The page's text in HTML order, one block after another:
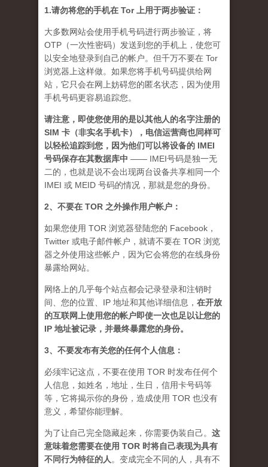
1.请勿将您的手机在 Tor 上用于两步验证：
大多数网站会使用手机号码进行两步验证，将
OTP（一次性密码）发送到您的手机上，使您可
以安全地登录到自己的帐户。但千万不要在 Tor
浏览器上这样做。如果您将手机号码提供给网
站，它只会在网上妨碍您的匿名状态，因为使用
手机号码更容易追踪您。
请注意，即使您使用的是以其他人的名字注册的
SIM 卡（非实名手机卡），电信运营商也同样可
以轻松追踪到您，因为他们可以将设备的 IMEI
号码保存在其数据库中 —— IMEI号码是独一无
二的，也就是说不会出现两台设备共享相同一个
IMEI 或 MEID 号码的情况，那就是您的身份。
2、不要在 TOR 之外操作用户帐户：
如果您使用 TOR 浏览器登陆您的 Facebook，
Twitter 或电子邮件帐户，就请不要在 TOR 浏览
器之外使用这些帐户，因为它会将您的在线身份
暴露给网站。
网络上的几乎每个站点都会记录登录和注销时
间、您的位置、IP 地址和其他详细信息， 在开放
的互联网上使用您的帐户即使一次也足以让您的
IP 地址被记录，并最终暴露您的身份。
3、不要发布有关您的任何个人信息：
必须牢记这点，不要在使用 TOR 时发布任何个
人信息，如姓名，地址，生日，信用卡号码等
等，它将揭示你的身份，造成使用 TOR 也没有
意义，希望你能理解。
为了让自己完全隐藏起来，你需要伪装自己。 这
意味着您需要在使用 TOR 时将自己表现为具有
不同行为特征的人 。 变成完全不同的人，具有不